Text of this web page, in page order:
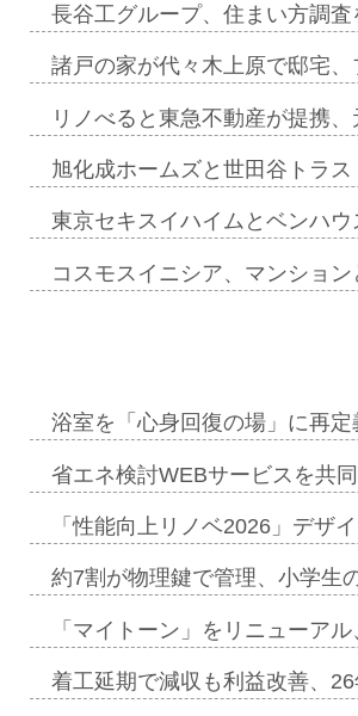
長谷工グループ、住まい方調
諸戸の家が代々木上原で邸宅
リノべると東急不動産が提携
旭化成ホームズと世田谷トラ
東京セキスイハイムとベンハ
コスモスイニシア、マンショ
浴室を「心身回復の場」に再
省エネ検討WEBサービスを共
「性能向上リノベ2026」デザ
約7割が物理鍵で管理、小学
「マイトーン」をリニューア
着工延期で減収も利益改善、